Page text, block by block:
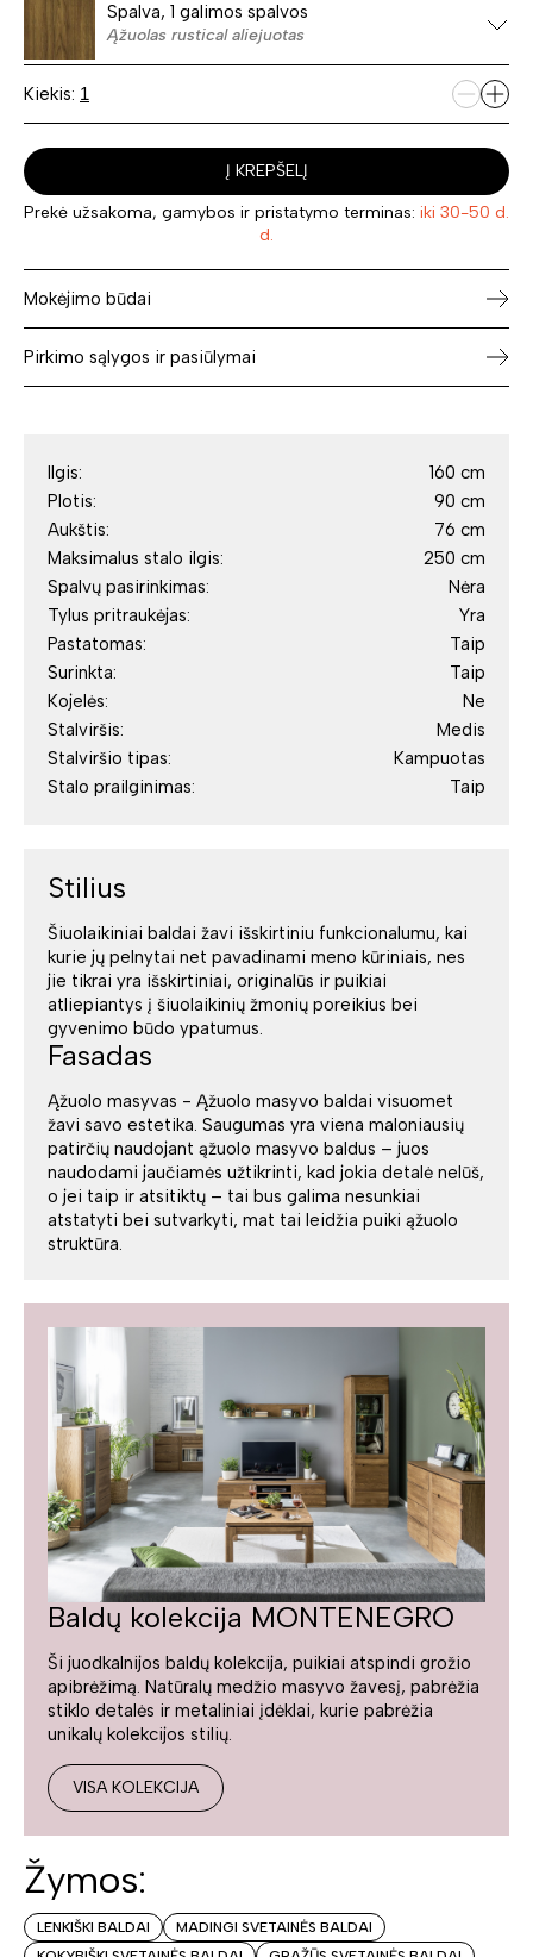
Spalva, 1 galimos spalvos
Ąžuolas rustical aliejuotas
Kiekis:
Į KREPŠELĮ
Prekė užsakoma, gamybos ir pristatymo terminas: iki 30-50 d.
d.
Mokėjimo būdai
Pirkimo sąlygos ir pasiūlymai
Ilgis:
160 cm
Plotis:
90 cm
Aukštis:
76 cm
Maksimalus stalo ilgis:
250 cm
Spalvų pasirinkimas:
Nėra
Tylus pritraukėjas:
Yra
Pastatomas:
Taip
Surinkta:
Taip
Kojelės:
Ne
Stalviršis:
Medis
Stalviršio tipas:
Kampuotas
Stalo prailginimas:
Taip
Stilius
Šiuolaikiniai baldai žavi išskirtiniu funkcionalumu, kai
kurie jų pelnytai net pavadinami meno kūriniais, nes
jie tikrai yra išskirtiniai, originalūs ir puikiai
atliepiantys į šiuolaikinių žmonių poreikius bei
gyvenimo būdo ypatumus.
Fasadas
Ąžuolo masyvas - Ąžuolo masyvo baldai visuomet
žavi savo estetika. Saugumas yra viena maloniausių
patirčių naudojant ąžuolo masyvo baldus – juos
naudodami jaučiamės užtikrinti, kad jokia detalė nelūš,
o jei taip ir atsitiktų – tai bus galima nesunkiai
atstatyti bei sutvarkyti, mat tai leidžia puiki ąžuolo
struktūra.
Baldų kolekcija MONTENEGRO
Ši juodkalnijos baldų kolekcija, puikiai atspindi grožio
apibrėžimą. Natūralų medžio masyvo žavesį, pabrėžia
stiklo detalės ir metaliniai įdėklai, kurie pabrėžia
unikalų kolekcijos stilių.
VISA KOLEKCIJA
Žymos:
LENKIŠKI BALDAI
MADINGI SVETAINĖS BALDAI